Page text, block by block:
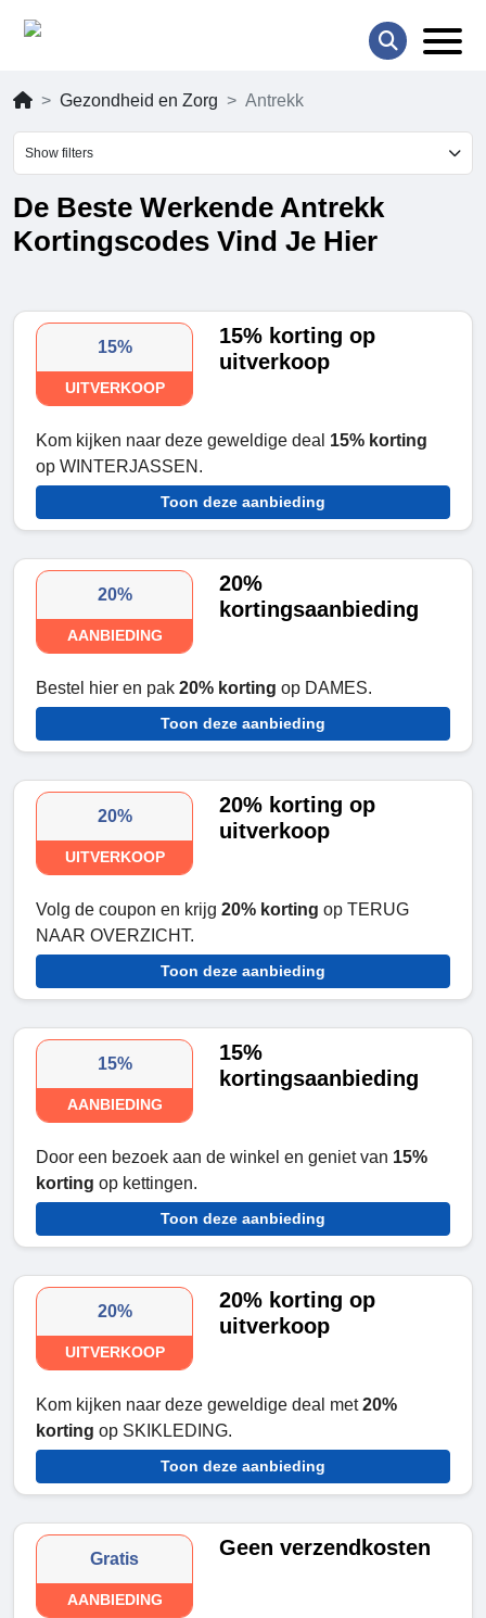
Gezondheid en Zorg Antrekk
Show filters
De Beste Werkende Antrekk
Kortingscodes Vind Je Hier
15%
UITVERKOOP
15% korting op
uitverkoop
Kom kijken naar deze geweldige deal 15% korting
op WINTERJASSEN.
Toon deze aanbieding
20%
AANBIEDING
20%
kortingsaanbieding
Bestel hier en pak 20% korting op DAMES.
Toon deze aanbieding
20%
UITVERKOOP
20% korting op
uitverkoop
Volg de coupon en krijg 20% korting op TERUG
NAAR OVERZICHT.
Toon deze aanbieding
15%
AANBIEDING
15%
kortingsaanbieding
Door een bezoek aan de winkel en geniet van 15%
korting op kettingen.
Toon deze aanbieding
20%
UITVERKOOP
20% korting op
uitverkoop
Kom kijken naar deze geweldige deal met20%
korting op SKIKLEDING.
Toon deze aanbieding
Gratis
AANBIEDING
Geen verzendkosten